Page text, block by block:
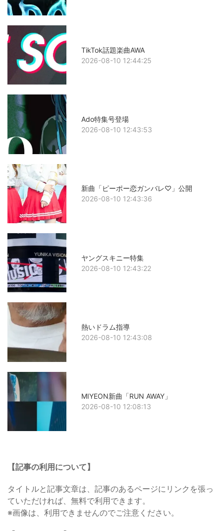
TikTok話題楽曲AWA
2026-08-10 12:44:25
Ado特集号登場
2026-08-10 12:43:53
新曲「ピーポー恋ガンバレ♡」公開
2026-08-10 12:43:36
ヤングスキニー特集
2026-08-10 12:43:22
熱いドラム指導
2026-08-10 12:43:08
MIYEON新曲「RUN AWAY」
2026-08-10 12:08:13
【記事の利用について】
タイトルと記事文章は、記事のあるページにリンクを張っ
ていただければ、無料で利用できます。
※画像は、利用できませんのでご注意ください。